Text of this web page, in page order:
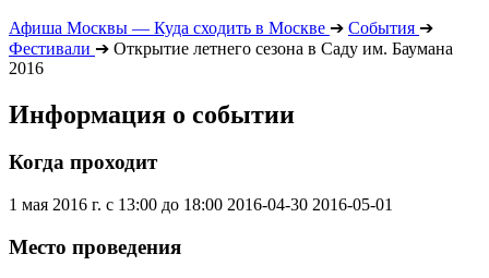
Афиша Москвы — Куда сходить в Москве ➔ События ➔
Фестивали ➔ Открытие летнего сезона в Саду им. Баумана
2016
Информация о событии
Когда проходит
1 мая 2016 г. с 13:00 до 18:00 2016-04-30 2016-05-01
Место проведения